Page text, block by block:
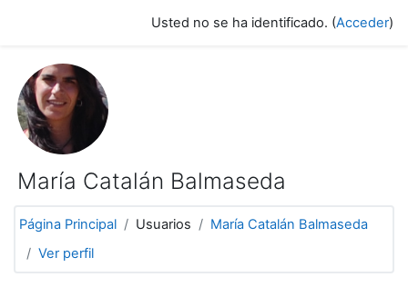
Usted no se ha identificado. (Acceder)
María Catalán Balmaseda
Página Principal Usuarios
María Catalán Balmaseda
Ver perfil